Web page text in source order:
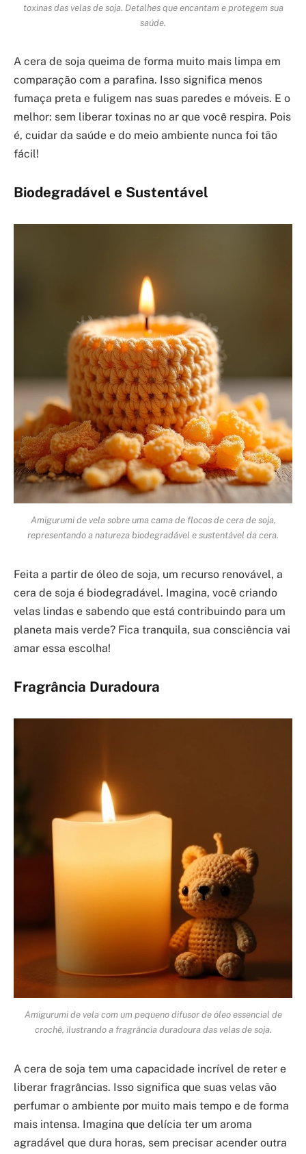
toxinas das velas de soja. Detalhes que encantam e protegem sua
saúde.
A cera de soja queima de forma muito mais limpa em
comparação com a parafina. Isso significa menos
fumaça preta e fuligem nas suas paredes e móveis. E o
melhor: sem liberar toxinas no ar que você respira. Pois
é, cuidar da saúde e do meio ambiente nunca foi tão
fácil!
Biodegradável e Sustentável
Amigurumi de vela sobre uma cama de flocos de cera de soja,
representando a natureza biodegradável e sustentável da cera.
Feita a partir de óleo de soja, um recurso renovável, a
cera de soja é biodegradável. Imagina, você criando
velas lindas e sabendo que está contribuindo para um
planeta mais verde? Fica tranquila, sua consciência vai
amar essa escolha!
Fragrância Duradoura
Amigurumi de vela com um pequeno difusor de óleo essencial de
crochê, ilustrando a fragrância duradoura das velas de soja.
A cera de soja tem uma capacidade incrível de reter e
liberar fragrâncias. Isso significa que suas velas vão
perfumar o ambiente por muito mais tempo e de forma
mais intensa. Imagina que delícia ter um aroma
agradável que dura horas, sem precisar acender outra